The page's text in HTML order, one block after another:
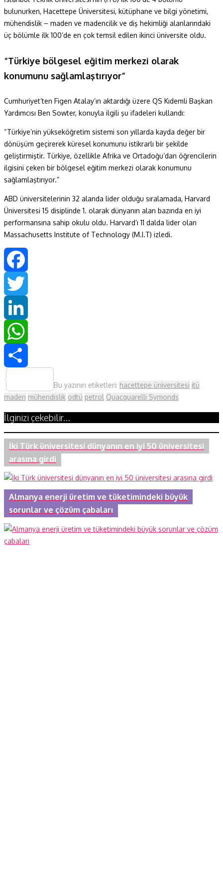
bulunurken, Hacettepe Üniversitesi, kütüphane ve bilgi yönetimi,
mühendislik – maden ve madencilik ve diş hekimliği alanlarındaki
üç bölümle ilk 100’de en çok temsil edilen ikinci üniversite oldu.
“Türkiye bölgesel eğitim merkezi olarak
konumunu sağlamlaştırıyor”
Cumhuriyet’ten Figen Atalay’ın aktardığı üzere QS Kıdemli Başkan
Yardımcısı Ben Sowter, konuyla ilgili şu ifadeleri kullandı:
“Türkiye’nin yükseköğretim sistemi son yıllarda kayda değer bir
dönüşüm geçirerek küresel konumunu istikrarlı bir şekilde
geliştirmiştir. Türkiye, özellikle Afrika ve Ortadoğu’dan öğrencilerin
ilgisini çeken bir bölgesel eğitim merkezi olarak konumunu
sağlamlaştırıyor.”
ABD üniversitelerinin 32 alanda lider olduğu sıralamada, Harvard
Üniversitesi 15 disiplinde 1. olarak dünyanın alan bazında en iyi
performansına sahip okulu oldu. Harvard’ı 11 dalda lider olan
Massachusetts Institute of Technology (M.I.T) izledi.
Facebook
Twitter
LinkedIn
WhatsApp
Bu yazının etiketleri: hacettepe üniversitesi itü
maden mühendislik odtü petrol Quacquarelli Symonds
İlginizi çekebilir...
İki Türk üniversitesi dünyanın en iyi 50 üniversitesi
arasına girdi
Almanya enerji üretim ve tüketimindeki büyük
sorunlar ve çözüm çabaları